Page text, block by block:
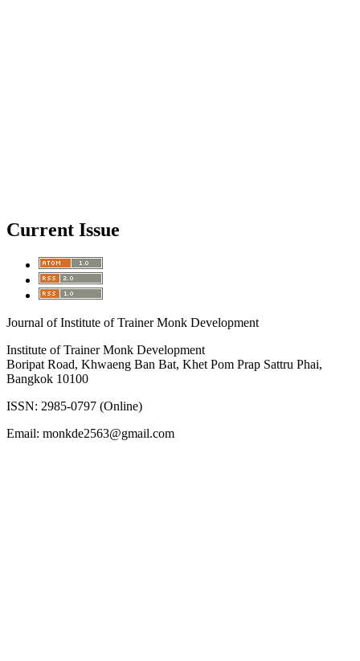
Current Issue
Journal of Institute of Trainer Monk Development
Institute of Trainer Monk Development
Boripat Road, Khwaeng Ban Bat, Khet Pom Prap Sattru Phai,
Bangkok 10100
ISSN: 2985-0797 (Online)
Email: monkde2563@gmail.com